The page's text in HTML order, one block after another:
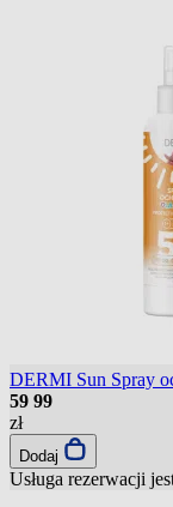
DERMI Sun Spray
59 99
zł
Dodaj
Usługa rezerwacji